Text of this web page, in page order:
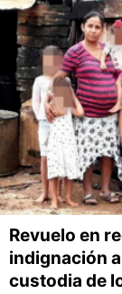
Revuelo en
indignación
custodia de